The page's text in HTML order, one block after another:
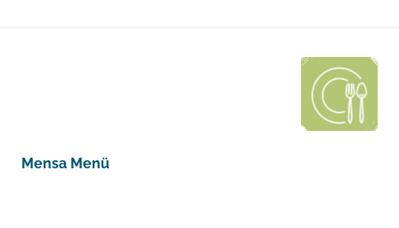
Mensa Menü